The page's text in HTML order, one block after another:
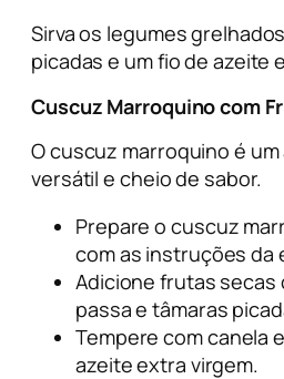
Sirva os legumes
picadas e um fio de azeite
Cuscuz Marroquino com
O cuscuz marroquino é
versátil e cheio de sabor.
Prepare o cuscuz
com as instruções da
Adicione frutas secas
passa e tâmaras
Tempere com canela
azeite extra virgem.